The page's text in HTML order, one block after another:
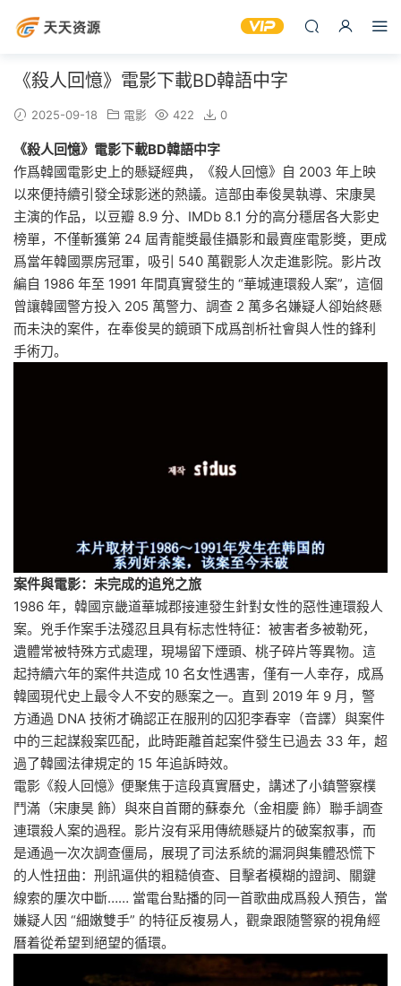
《殺人回憶》電影下載BD韓語中字
2025-09-18 電影 422 0
《殺人回憶》電影下載BD韓語中字
作爲韓國電影史上的懸疑經典，《殺人回憶》自 2003 年上映
以來便持續引發全球影迷的熱議。這部由奉俊昊執導、宋康昊
主演的作品，以豆瓣 8.9 分、IMDb 8.1 分的高分穩居各大影史
榜單，不僅斬獲第 24 屆青龍獎最佳攝影和最賣座電影獎，更成
爲當年韓國票房冠軍，吸引 540 萬觀影人次走進影院。影片改
編自 1986 年至 1991 年間真實發生的 “華城連環殺人案”，這個
曾讓韓國警方投入 205 萬警力、調查 2 萬多名嫌疑人卻始終懸
而未決的案件，在奉俊昊的鏡頭下成爲剖析社會與人性的鋒利
手術刀。
案件與電影：未完成的追兇之旅
1986 年，韓國京畿道華城郡接連發生針對女性的惡性連環殺人
案。兇手作案手法殘忍且具有标志性特征：被害者多被勒死，
遺體常被特殊方式處理，現場留下煙頭、桃子碎片等異物。這
起持續六年的案件共造成 10 名女性遇害，僅有一人幸存，成爲
韓國現代史上最令人不安的懸案之一。直到 2019 年 9 月，警
方通過 DNA 技術才确認正在服刑的囚犯李春宰（音譯）與案件
中的三起謀殺案匹配，此時距離首起案件發生已過去 33 年，超
過了韓國法律規定的 15 年追訴時效。
電影《殺人回憶》便聚焦于這段真實曆史，講述了小鎮警察樸
鬥滿（宋康昊 飾）與來自首爾的蘇泰允（金相慶 飾）聯手調查
連環殺人案的過程。影片沒有采用傳統懸疑片的破案叙事，而
是通過一次次調查僵局，展現了司法系統的漏洞與集體恐慌下
的人性扭曲：刑訊逼供的粗糙偵查、目擊者模糊的證詞、關鍵
線索的屢次中斷…… 當電台點播的同一首歌曲成爲殺人預告，當
嫌疑人因 “細嫩雙手” 的特征反複易人，觀衆跟随警察的視角經
曆着從希望到絕望的循環。